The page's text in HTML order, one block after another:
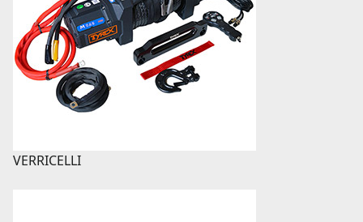
VERRICELLI